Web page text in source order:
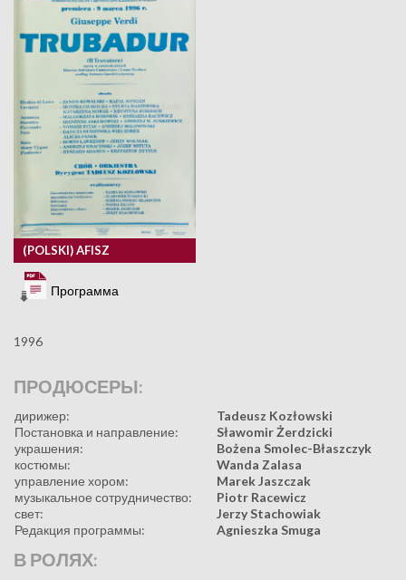
(POLSKI) AFISZ
Программа
1996
ПРОДЮСЕРЫ:
дирижер:
Tadeusz Kozłowski
Постановка и направление:
Sławomir Żerdzicki
украшения:
Bożena Smolec-Błaszczyk
костюмы:
Wanda Zalasa
управление хором:
Marek Jaszczak
музыкальное сотрудничество:
Piotr Racewicz
свет:
Jerzy Stachowiak
Редакция программы:
Agnieszka Smuga
В РОЛЯХ: